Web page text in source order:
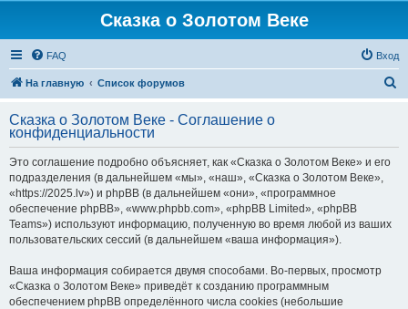
Сказка о Золотом Веке
FAQ Вход
На главную Список форумов
с
Сказка о Золотом Веке - Соглашение о
конфиденциальности
Это соглашение подробно объясняет, как «Сказка о Золотом Веке» и его
подразделения (в дальнейшем «мы», «наш», «Сказка о Золотом Веке»,
«https://2025.lv») и phpBB (в дальнейшем «они», «программное
обеспечение phpBB», «www.phpbb.com», «phpBB Limited», «phpBB
Teams») используют информацию, полученную во время любой из ваших
пользовательских сессий (в дальнейшем «ваша информация»).
Ваша информация собирается двумя способами. Во-первых, просмотр
«Сказка о Золотом Веке» приведёт к созданию программным
обеспечением phpBB определённого числа cookies (небольшие